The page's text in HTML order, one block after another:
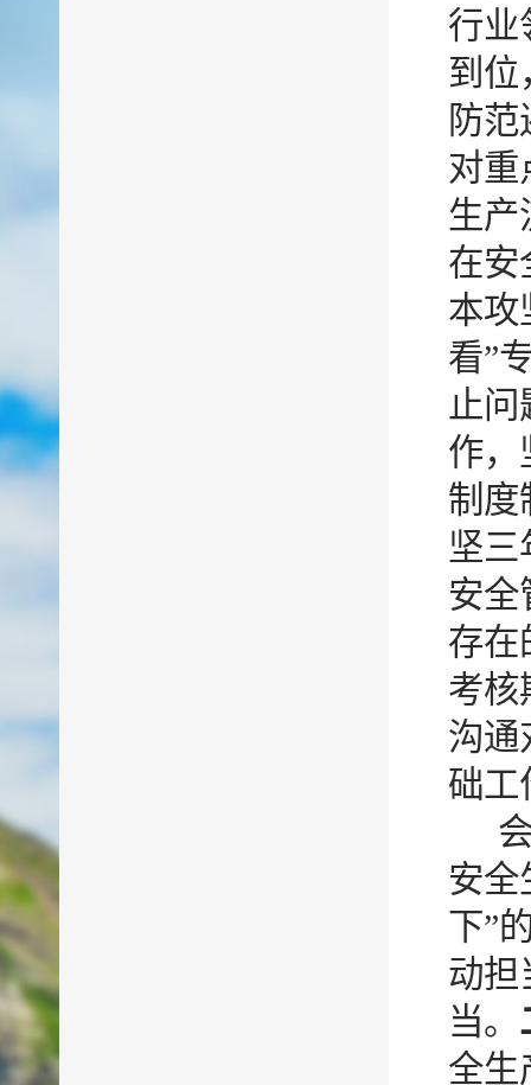
行业
到位
防
对重
生产
在安
本攻
看”
止问
作，
制度
坚
安全
存在
考核
沟通
础工
安全
下”
动担
当。
全生